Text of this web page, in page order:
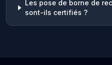
Les pose de borne de
sont-ils certifiés ?